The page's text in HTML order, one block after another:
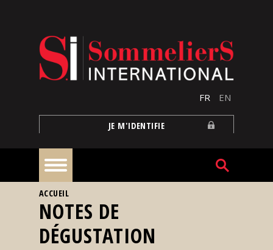
FR EN
JE M'IDENTIFIE
À
la
une
VOUS ÊTES ICI
ACCUEIL
NOTES DE
DÉGUSTATION